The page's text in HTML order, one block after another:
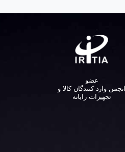
عضو
انجمن وارد کنندگان کالا و
تجهیزات رایانه‌